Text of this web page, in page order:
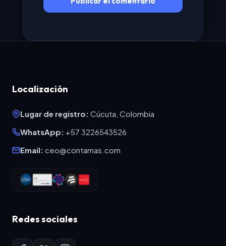
Localización
Lugar de registro: Cúcuta, Colombia
WhatsApp: +57 3226543526
Email: ceo@contamas.com
Redes sociales